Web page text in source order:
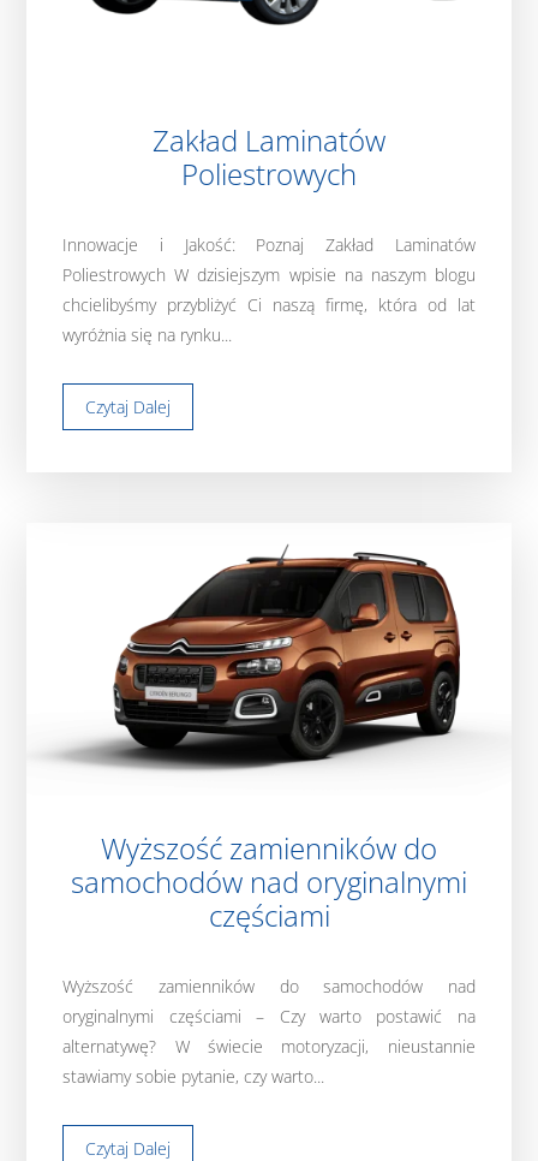
Zakład Laminatów
Poliestrowych
Innowacje i Jakość: Poznaj Zakład Laminatów
Poliestrowych W dzisiejszym wpisie na naszym blogu
chcielibyśmy przybliżyć Ci naszą firmę, która od lat
wyróżnia się na rynku...
Czytaj Dalej
Wyższość zamienników do
samochodów nad oryginalnymi
częściami
Wyższość zamienników do samochodów nad
oryginalnymi częściami – Czy warto postawić na
alternatywę? W świecie motoryzacji, nieustannie
stawiamy sobie pytanie, czy warto...
Czytaj Dalej